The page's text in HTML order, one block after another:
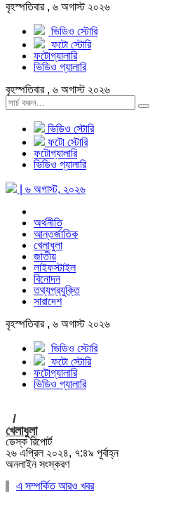
বৃহস্পতিবার , ৬ অগাস্ট ২০২৬
ভিডিও স্টোরি
ফটো স্টোরি
ফটোগ্যালারি
ভিডিও গ্যালারি
বৃহস্পতিবার , ৬ অগাস্ট ২০২৬
ভিডিও স্টোরি
ফটো স্টোরি
ফটোগ্যালারি
ভিডিও গ্যালারি
| ৬ অগাস্ট, ২০২৬
অর্থনীতি
আন্তর্জাতিক
খেলাধুলা
জাতীয়
লাইফস্টাইল
বিনোদন
তথ্যপ্রযুক্তি
সারাদেশ
বৃহস্পতিবার , ৬ অগাস্ট ২০২৬
ভিডিও স্টোরি
ফটো স্টোরি
ফটোগ্যালারি
ভিডিও গ্যালারি
/
খেলাধুলা
ডেস্ক রিপোর্ট
২৬ এপ্রিল ২০২৪, ৭:৪৯ পূর্বাহ্ন
অনলাইন সংস্করণ
এ সম্পর্কিত আরও খবর